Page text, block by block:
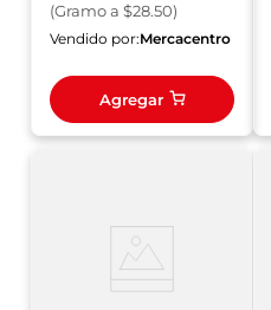
(Gramoa $28.50)
Vendido por:Mercacentro
Agregar